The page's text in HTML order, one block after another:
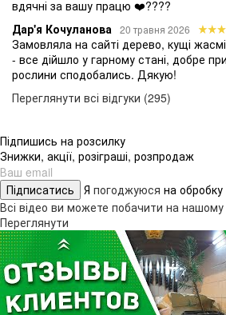
вдячні за вашу працю ❤️????
Дар'я Кочуланова 20 травня 2026
Замовляла на сайті дерево, кущі
- все дійшло у гарному стані, добре
рослини сподобались. Дякую!
Переглянути всі відгуки (295)
Підпишись на розсилку
Знижки, акції, розіграші, розпродаж
Підписатись Я погоджуюся на
Всі відео ви можете побачити на нашому
Переглянути